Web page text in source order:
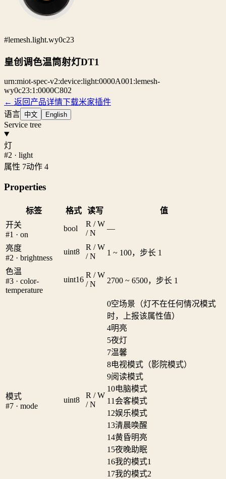
#lemesh.light.wy0c23
皇创调色温筒射灯DT1
urn:miot-spec-v2:device:light:0000A001:lemesh-
wy0c23:1:0000C802
← 返回产品详情下载米家插件
语言 中文 English
Service tree
灯
#2 · light
属性 7动作 4
Properties
标签 格式 读写
值
开关
#1 · on
bool
R / W
/ N
—
亮度
#2 · brightness
uint8
R / W
/ N
1 ~ 100，步长 1
色温
#3 · color-
temperature
uint16
R / W
/ N
2700 ~ 6500，步长 1
模式
#7 · mode
uint8
R / W
/ N
0空场景（灯不在任何情况模式
时，上报该属性值）
4明亮
5夜灯
7温馨
8电视模式（影院模式）
9阅读模式
10电脑模式
11 会客模式
12娱乐模式
13清晨唤醒
14黄昏明亮
15夜晚助眠
16我的模式1
17我的模式2